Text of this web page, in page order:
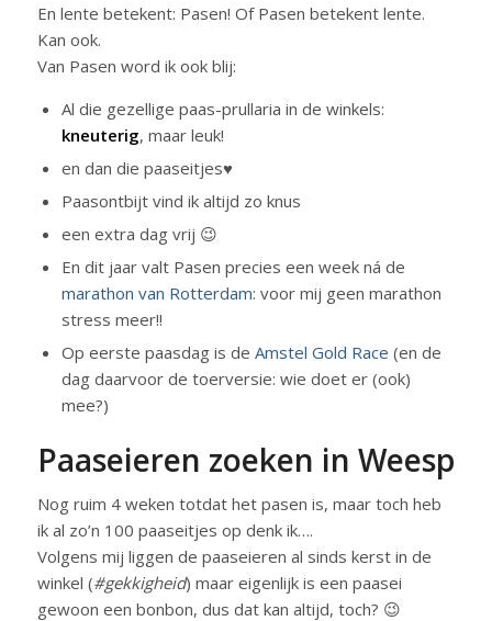
En lente betekent: Pasen! Of Pasen betekent lente.
Kan ook.
Van Pasen word ik ook blij:
Al die gezellige paas-prullaria in de winkels:
kneuterig, maar leuk!
en dan die paaseitjes♥
Paasontbijt vind ik altijd zo knus
een extra dag vrij 😉
En dit jaar valt Pasen precies een week ná de
marathon van Rotterdam: voor mij geen marathon
stress meer!!
Op eerste paasdag is de Amstel Gold Race (en de
dag daarvoor de toerversie: wie doet er (ook)
mee?)
Paaseieren zoeken in Weesp
Nog ruim 4 weken totdat het pasen is, maar toch heb
ik al zo’n 100 paaseitjes op denk ik….
Volgens mij liggen de paaseieren al sinds kerst in de
winkel (#gekkigheid) maar eigenlijk is een paasei
gewoon een bonbon, dus dat kan altijd, toch? 😉